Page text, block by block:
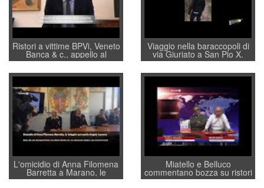
Ristori a vittime BPVi, Veneto
Banca & c., appello al
sottosegretario Alessio
Villarosa: per mettere ordine
convochi con Di Maio CNCU
a supporto della cabina di
regia al Mef
Viaggio nella baraccopoli di
via Giuriato a San Pio X.
Vicenza ai Vicentini: “faremo
un regalo di Natale ai
residenti”
L'omicidio di Anna Filomena
Barretta a Marano, le
indagini dei carabinieri di
Miatello e Belluco
commentano bozza su ristori
BPVi e Veneto Banca